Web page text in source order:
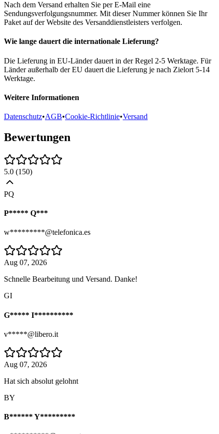
Nach dem Versand erhalten Sie per E-Mail eine
Sendungsverfolgungsnummer. Mit dieser Nummer können Sie Ihr
Paket auf der Website des Versanddienstleisters verfolgen.
Wie lange dauert die internationale Lieferung?
Die Lieferung in EU-Länder dauert in der Regel 2-5 Werktage. Für
Länder außerhalb der EU dauert die Lieferung je nach Zielort 5-14
Werktage.
Weitere Informationen
Datenschutz•AGB•Cookie-Richtlinie•Versand
Bewertungen
5.0 (150)
PQ
P***** Q***
w*********@telefonica.es
Aug 07, 2026
Schnelle Bearbeitung und Versand. Danke!
GI
G***** I**********
v*****@libero.it
Aug 07, 2026
Hat sich absolut gelohnt
BY
B****** Y*********